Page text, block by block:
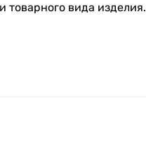
товарного вида изделия.